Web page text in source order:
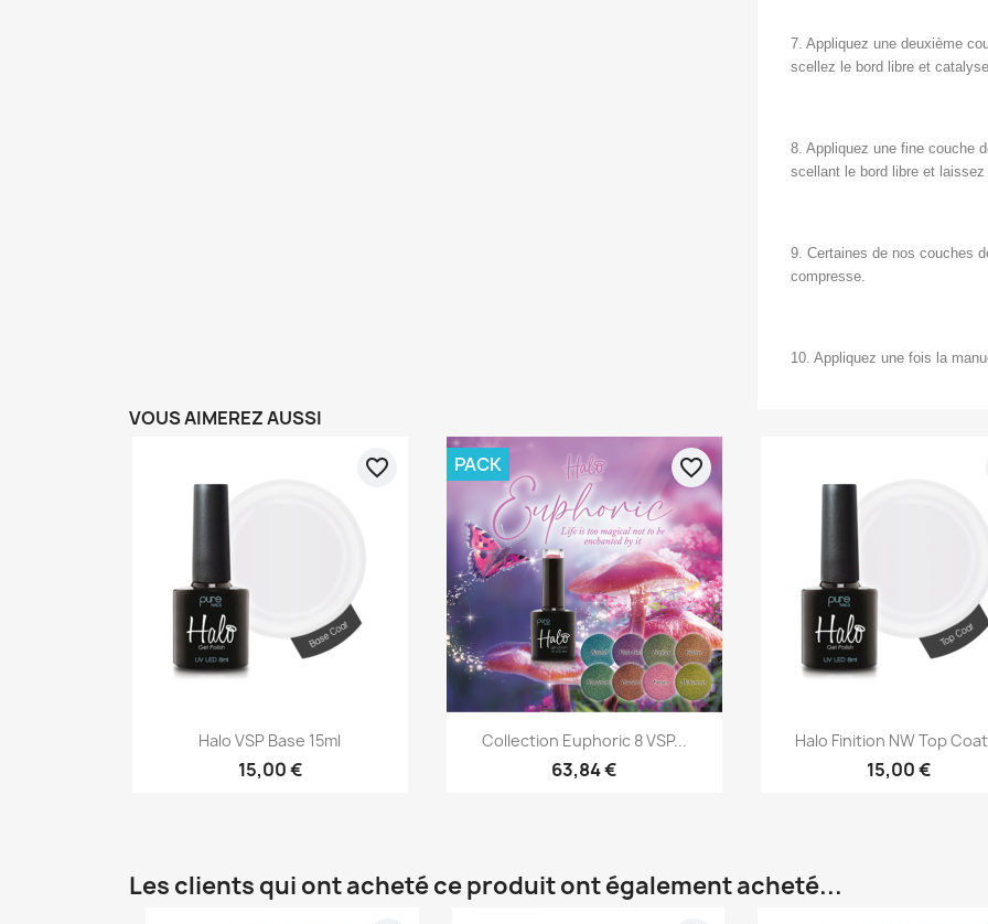
7. Appliquez une deuxième
scellez le bord libre et
8. Appliquez une fine couche
scellant le bord libre et
9. Certaines de nos couches
compresse.
10. Appliquez une fois la
VOUS AIMEREZ AUSSI
Aperçu rapide
Halo VSP Base 15ml
15,00 €
favorite_border
Aperçu rapide
Collection Euphoric 8 VSP...
63,84 €
PACK favorite_border
Aperçu rapide
Halo Finition NW Top
15,00 €
Les clients qui ont acheté ce produit ont également acheté...